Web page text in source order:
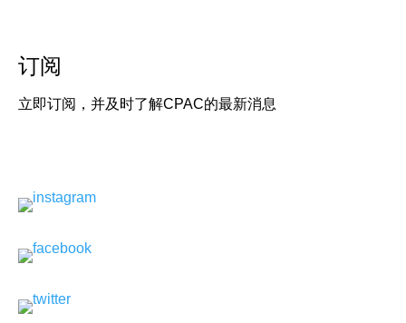
订阅
立即订阅，并及时了解CPAC的最新消息